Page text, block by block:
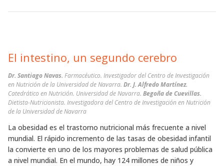
El intestino, un segundo cerebro
Dr. Santiago Navas. Farmacéutico. Investigador del Centro de Investigación
en Nutrición de la Universidad de Navarra. Dr. J. Alfredo Martínez.
Catedrático en Nutrición. Universidad de Navarra. Begoña de Cuevillas.
Dietista-Nutricionista. Investigadora del Centro de Investigación en Nutrición
de la Universidad de Navarra
La obesidad es el trastorno nutricional más frecuente a nivel
mundial. El rápido incremento de las tasas de obesidad infantil
la convierte en uno de los mayores problemas de salud pública
a nivel mundial. En el mundo, hay 124 millones de niños y